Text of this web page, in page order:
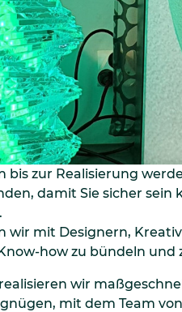
bis zur Realisierung
damit Sie sicher
wir mit Designern,
how zu bündeln
wir
mit dem Team